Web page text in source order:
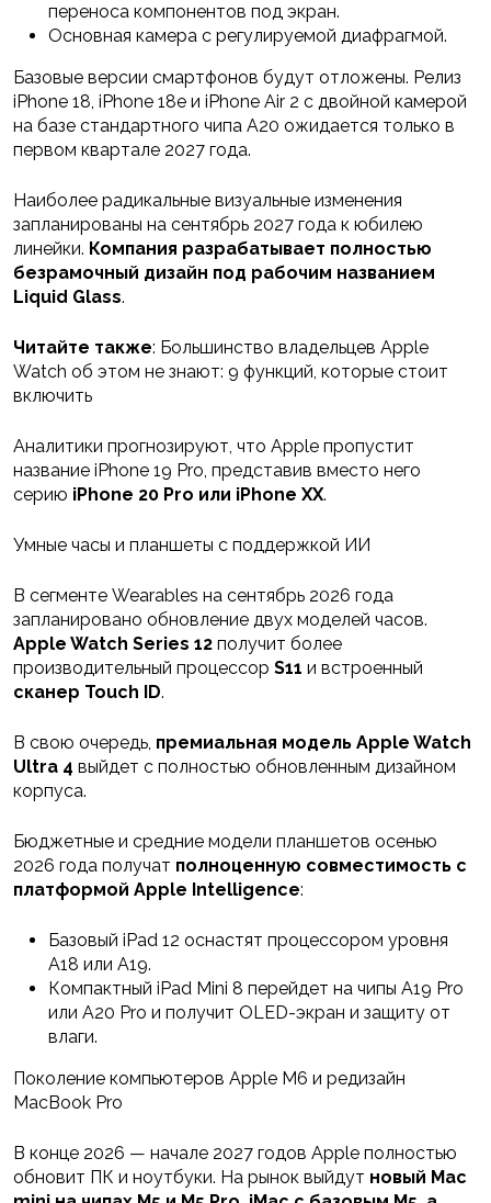
переноса компонентов под экран.
Основная камера с регулируемой диафрагмой.
Базовые версии смартфонов будут отложены. Релиз
iPhone 18, iPhone 18e и iPhone Air 2 с двойной камерой
на базе стандартного чипа A20 ожидается только в
первом квартале 2027 года.
Наиболее радикальные визуальные изменения
запланированы на сентябрь 2027 года к юбилею
линейки. Компания разрабатывает полностью
безрамочный дизайн под рабочим названием
Liquid Glass.
Читайте также: Большинство владельцев Apple
Watch об этом не знают: 9 функций, которые стоит
включить
Аналитики прогнозируют, что Apple пропустит
название iPhone 19 Pro, представив вместо него
серию iPhone 20 Pro или iPhone XX.
Умные часы и планшеты с поддержкой ИИ
В сегменте Wearables на сентябрь 2026 года
запланировано обновление двух моделей часов.
Apple Watch Series 12 получит более
производительный процессор S11 и встроенный
сканер Touch ID.
В свою очередь, премиальная модель Apple Watch
Ultra 4 выйдет с полностью обновленным дизайном
корпуса.
Бюджетные и средние модели планшетов осенью
2026 года получат полноценную совместимость с
платформой Apple Intelligence:
Базовый iPad 12 оснастят процессором уровня
A18 или A19.
Компактный iPad Mini 8 перейдет на чипы A19 Pro
или A20 Pro и получит OLED-экран и защиту от
влаги.
Поколение компьютеров Apple M6 и редизайн
MacBook Pro
В конце 2026 — начале 2027 годов Apple полностью
обновит ПК и ноутбуки. На рынок выйдут новый Mac